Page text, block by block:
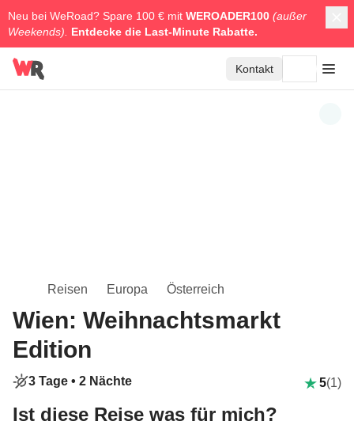
Neu bei WeRoad? Spare 100 € mit WEROADER100 (außer
Weekends).
Entdecke die Last-Minute Rabatte.
Kontakt
Reisen Europa Österreich
Wien: Weihnachtsmarkt
Edition
3 Tage • 2 Nächte 5(1)
Ist diese Reise was für mich?